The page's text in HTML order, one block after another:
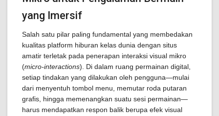
yang Imersif
Salah satu pilar paling fundamental yang membedakan
kualitas platform hiburan kelas dunia dengan situs
amatir terletak pada penerapan interaksi visual mikro
(micro-interactions). Di dalam ruang permainan digital,
setiap tindakan yang dilakukan oleh pengguna—mulai
dari menyentuh tombol menu, memutar roda putaran
grafis, hingga memenangkan suatu sesi permainan—
harus mendapatkan respon balik berupa efek visual